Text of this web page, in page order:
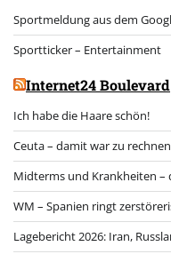
Sportmeldung aus dem
Sportticker – Entertainment
Internet24 Boulevard
Ich habe die Haare schön!
Ceuta – damit war zu
Midterms und Krankheiten –
WM – Spanien ringt
Lagebericht 2026: Iran,